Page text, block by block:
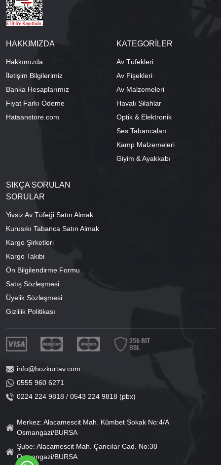
HAKKIMIZDA
Hakkımızda
İletişim Bilgilerimiz
Banka Hesaplarımız
Fiyat Farkı Ödeme
Hatsanstore.com
KATEGORİLER
Av Tüfekleri
Av Fişekleri
Av Malzemeleri
Havalı Silahlar
Optik & Elektronik
Ses Tabancaları
Kamp Malzemeleri
Giyim & Ayakkabı
SIKÇA SORULAN
SORULAR
Yivsiz Av Tüfeği Satın Almak
Kurusıkı Tabanca Satın Almak
Kargo Şirketleri
Kargo Takibi
Ön Bilgilendirme Formu
Satış Sözleşmesi
Üyelik Sözleşmesi
Gizlilik Politikası
info@bozkurtav.com
0555 960 6271
0224 224 9818 / 0543 224 9818 (pbx)
Merkez: Alacamescit Mah. Kümbet Sokak No:4/A
Osmangazi/BURSA
Şube: Alacamescit Mah. Çancılar Cad. No:38
Osmangazi/BURSA